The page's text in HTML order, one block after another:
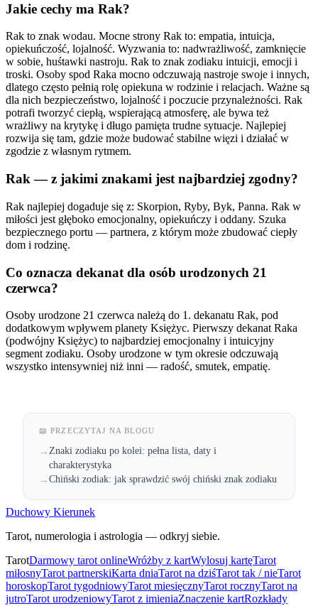
Jakie cechy ma Rak?
Rak to znak wodau. Mocne strony Rak to: empatia, intuicja,
opiekuńczość, lojalność. Wyzwania to: nadwrażliwość, zamknięcie
w sobie, huśtawki nastroju. Rak to znak zodiaku intuicji, emocji i
troski. Osoby spod Raka mocno odczuwają nastroje swoje i innych,
dlatego często pełnią rolę opiekuna w rodzinie i relacjach. Ważne są
dla nich bezpieczeństwo, lojalność i poczucie przynależności. Rak
potrafi tworzyć ciepłą, wspierającą atmosferę, ale bywa też
wrażliwy na krytykę i długo pamięta trudne sytuacje. Najlepiej
rozwija się tam, gdzie może budować stabilne więzi i działać w
zgodzie z własnym rytmem.
Rak — z jakimi znakami jest najbardziej zgodny?
Rak najlepiej dogaduje się z: Skorpion, Ryby, Byk, Panna. Rak w
miłości jest głęboko emocjonalny, opiekuńczy i oddany. Szuka
bezpiecznego portu — partnera, z którym może zbudować ciepły
dom i rodzinę.
Co oznacza dekanat dla osób urodzonych 21
czerwca?
Osoby urodzone 21 czerwca należą do 1. dekanatu Rak, pod
dodatkowym wpływem planety Księżyc. Pierwszy dekanat Raka
(podwójny Księżyc) to najbardziej emocjonalny i intuicyjny
segment zodiaku. Osoby urodzone w tym okresie odczuwają
wszystko intensywniej niż inni — radość, smutek, empatię.
📖 PRZECZYTAJ NA BLOGU
→Znaki zodiaku po kolei: pełna lista, daty i
charakterystyka
→Chiński zodiak: jak sprawdzić swój chiński znak zodiaku
Duchowy Kierunek
Tarot, numerologia i astrologia — odkryj siebie.
TarotDarmowy tarot onlineWróżby z kartWylosuj kartęTarot
miłosnyTarot partnerskiKarta dniaTarot na dziśTarot tak / nieTarot
horoskopTarot tygodniowyTarot miesięcznyTarot rocznyTarot na
jutroTarot urodzeniowyTarot z imieniaZnaczenie kartRozkłady